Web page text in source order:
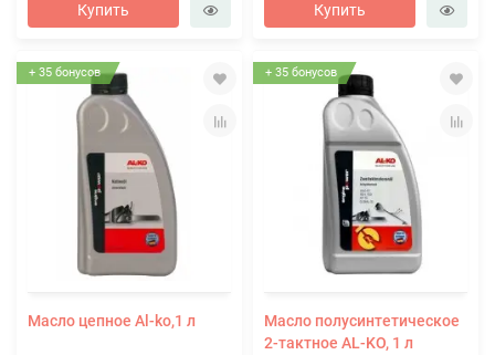
Купить Купить
+ 35 бонусов
Масло цепное Al-ko,1 л
+ 35 бонусов
Масло полусинтетическое
2-тактное AL-KO, 1 л